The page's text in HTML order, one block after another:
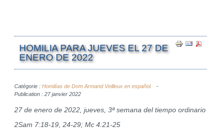
HOMILIA PARA JUEVES EL 27 DE
ENERO DE 2022
Catégorie : Homilías de Dom Armand Veilleux en español.
Publication : 27 janvier 2022
27 de enero de 2022, jueves, 3ª semana del tiempo ordinario
2Sam 7:18-19, 24-29; Mc 4:21-25